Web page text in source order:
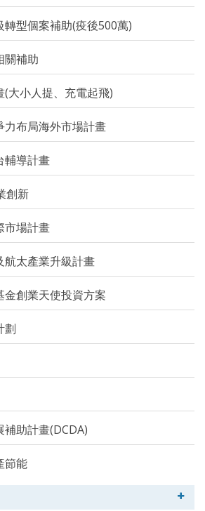
型個案補助(疫後500萬)
關補助
大小人提、充電起飛)
力布局海外市場計畫
輔導計畫
創新
市場計畫
航太產業升級計畫
創業天使投資方案
劃
助計畫(DCDA)
節能